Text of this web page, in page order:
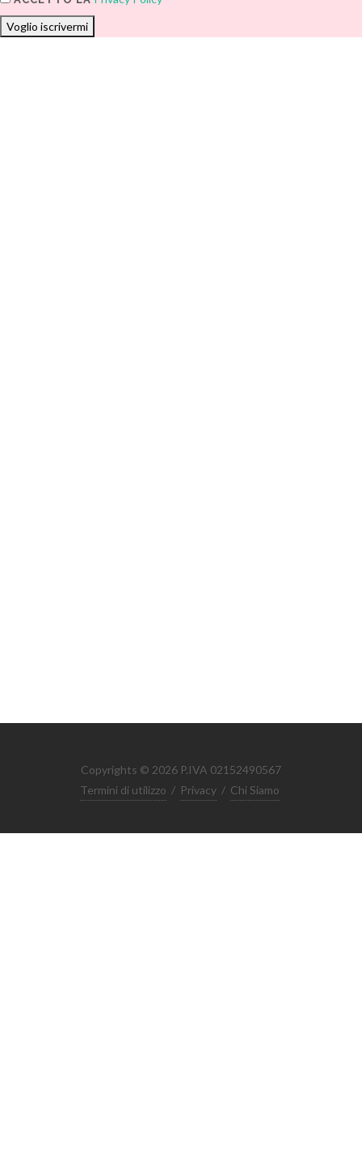
Voglio iscrivermi
Copyrights © 2026 P.IVA 02152490567
Termini di utilizzo / Privacy / Chi Siamo